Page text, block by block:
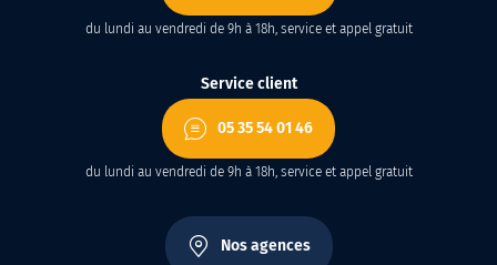
du lundi au vendredi de 9h à 18h, service et appel gratuit
Service client
05 35 54 01 46
du lundi au vendredi de 9h à 18h, service et appel gratuit
Nos agences